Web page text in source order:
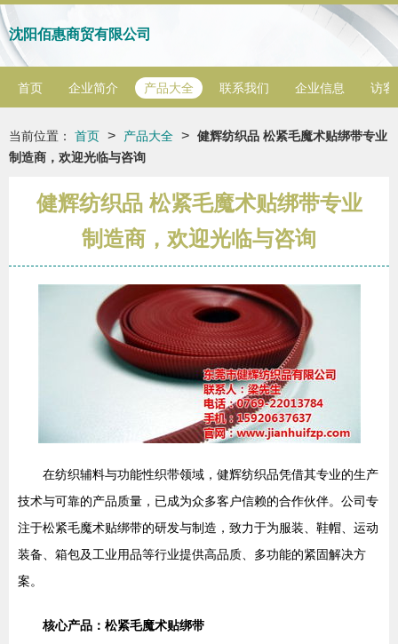
沈阳佰惠商贸有限公司
首页 企业简介 产品大全 联系我们 企业信息 访客
当前位置： 首页 > 产品大全 > 健辉纺织品 松紧毛魔术贴绑带专业
制造商，欢迎光临与咨询
健辉纺织品 松紧毛魔术贴绑带专业
制造商，欢迎光临与咨询
在纺织辅料与功能性织带领域，健辉纺织品凭借其专业的生产
技术与可靠的产品质量，已成为众多客户信赖的合作伙伴。公司专
注于松紧毛魔术贴绑带的研发与制造，致力于为服装、鞋帽、运动
装备、箱包及工业用品等行业提供高品质、多功能的紧固解决方
案。
核心产品：松紧毛魔术贴绑带